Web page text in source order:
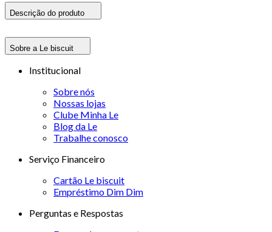
Descrição do produto
Sobre a Le biscuit
Institucional
Sobre nós
Nossas lojas
Clube Minha Le
Blog da Le
Trabalhe conosco
Serviço Financeiro
Cartão Le biscuit
Empréstimo Dim Dim
Perguntas e Respostas